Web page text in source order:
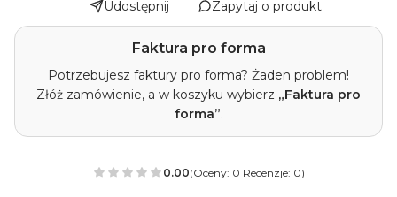
Udostępnij Zapytaj o produkt
Faktura pro forma
Potrzebujesz faktury pro forma? Żaden problem!
Złóż zamówienie, a w koszyku wybierz „Faktura pro
forma”.
0.00(Oceny: 0 Recenzje: 0)